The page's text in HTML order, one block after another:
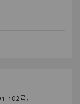
102号，